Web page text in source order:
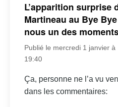
L’apparition surprise
Martineau au Bye
nous un des
Publié le mercredi 1 janvier à
19:40
Ça, personne ne l’a vu
dans les commentaires: